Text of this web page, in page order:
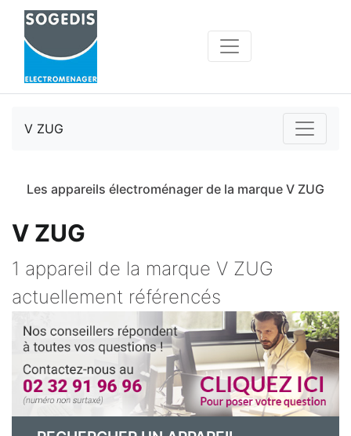
V ZUG
Les appareils électroménager de la marque V ZUG
V ZUG
1 appareil de la marque V ZUG
actuellement référencés